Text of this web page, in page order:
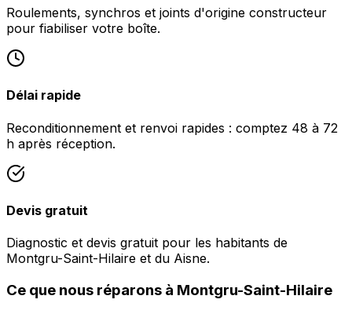
Roulements, synchros et joints d'origine constructeur
pour fiabiliser votre boîte.
Délai rapide
Reconditionnement et renvoi rapides : comptez 48 à 72
h après réception.
Devis gratuit
Diagnostic et devis gratuit pour les habitants de
Montgru-Saint-Hilaire et du Aisne.
Ce que nous réparons à Montgru-Saint-Hilaire